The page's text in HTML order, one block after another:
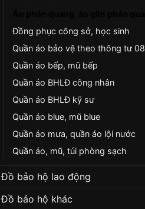
Đồng phục công sở, học sinh
Quần áo bảo vệ theo thông tư 08
Quần áo bếp, mũ bếp
Quần áo BHLĐ công nhân
Quần áo BHLĐ kỹ sư
Quần áo blue, mũ blue
Quần áo mưa, quần áo lội nước
Quần áo, mũ, túi phòng sạch
Đồ bảo hộ lao động
Đồ bảo hộ khác